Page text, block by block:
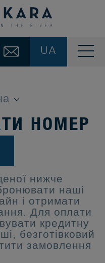
UA
НОМЕР
нижче
наші
і отримати
Для оплати
кредитну
безготівковий
замовлення